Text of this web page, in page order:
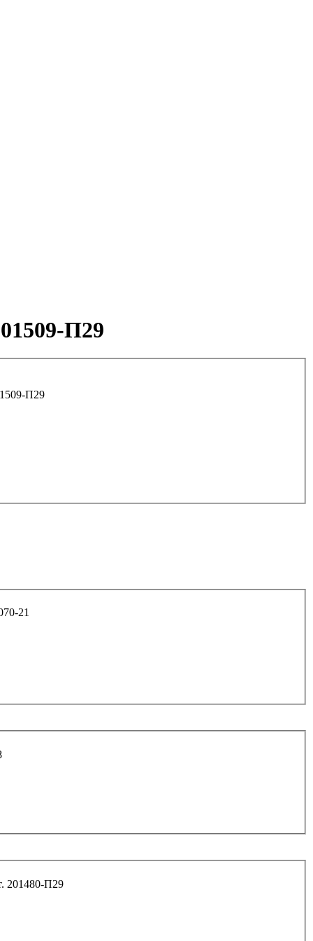
П29
пер. опоры двигателя арт. 201509-П29
арт. 1/13070-21
буфера средней двери (2705,2217) арт. 201480-П29